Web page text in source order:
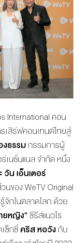
International คอน
เสิร์ฟคอนเทนต์ไทยสู่
งธรรมกรรมการผู้
เนชั่นแนล จำกัด หนึ่ง
วัน เอ็นเตอร์
นของWeTVOriginal
จักในตลาดโลก ด้วย
ยหญิง”ซีรีส์แนวโร
ซ็กซี่ คริส หอวังกับ